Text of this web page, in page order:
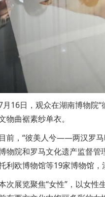
日，观众在湖南博物院“
物曲裾素纱单衣。
，“彼美人兮——两汉罗马时
物院和罗马文化遗产监督
利欧博物馆等19家博物馆，
展览聚焦“女性”，以女性